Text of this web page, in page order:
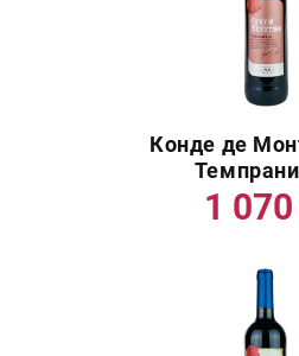
Конде де
1 070